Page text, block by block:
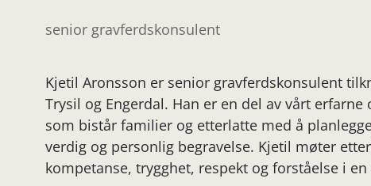
senior gravferdskonsulent
Kjetil Aronsson er senior gravferdskonsulent
Trysil og Engerdal. Han er en del av vårt
som bistår familier og etterlatte med å
verdig og personlig begravelse. Kjetil møter
kompetanse, trygghet, respekt og forståelse i